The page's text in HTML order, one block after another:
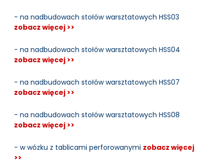
- na nadbudowach stołów warsztatowych HSS03
zobacz więcej >>
- na nadbudowach stołów warsztatowych HSS04
zobacz więcej >>
- na nadbudowach stołów warsztatowych HSS07
zobacz więcej >>
- na nadbudowach stołów warsztatowych HSS08
zobacz więcej >>
- w wózku z tablicami perforowanymi zobacz więcej
>>